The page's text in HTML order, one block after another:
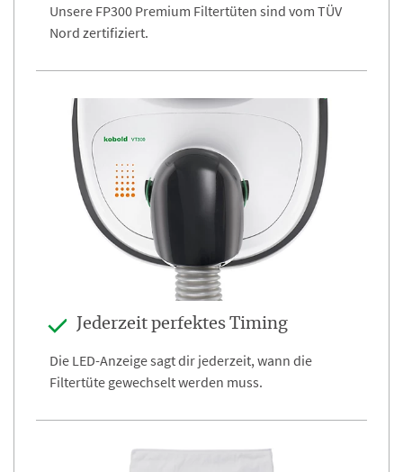
Unsere FP300 Premium Filtertüten sind vom TÜV
Nord zertifiziert.
Jederzeit perfektes Timing
Die LED-Anzeige sagt dir jederzeit, wann die
Filtertüte gewechselt werden muss.